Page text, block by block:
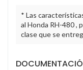
* Las
al Honda RH-480 ,
clase que se